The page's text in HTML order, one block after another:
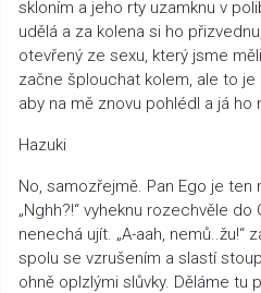
skloním a jeho rty uzamknu v
udělá a za kolena si ho
otevřený ze sexu, který jsme
začne šplouchat kolem, ale to je
aby na mě znovu pohlédl a já
Hazuki
No, samozřejmě. Pan Ego je
„Nghh?!“ vyheknu rozechvěle
nenechá ujít. „A-aah,
spolu se vzrušením a slastí
ohně oplzlými slůvky. Děláme tu